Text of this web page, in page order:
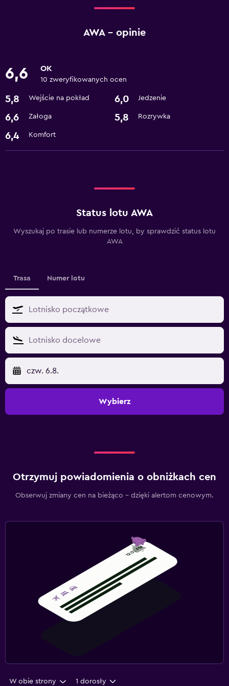
AWA – opinie
6,6 OK
10 zweryfikowanych ocen
5,8 Wejście na pokład 6,0 Jedzenie
6,6 Załoga 5,8 Rozrywka
6,4 Komfort
Status lotu AWA
Wyszukaj po trasie lub numerze lotu, by sprawdzić status lotu
AWA
Trasa Numer lotu
czw. 6.8.
Wybierz
Otrzymuj powiadomienia o obniżkach cen
Obserwuj zmiany cen na bieżąco – dzięki alertom cenowym.
W obie strony 1 dorosły